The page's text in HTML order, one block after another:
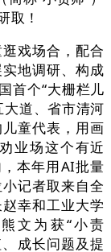
取！
戏场合，配合
地调研、构成
首个“大栅栏儿
道、省市清河
童代表，用画
业场这个有近
本年用AI批量
记者取来自全
幸和工业大学
文为获“小责
成长问题及提